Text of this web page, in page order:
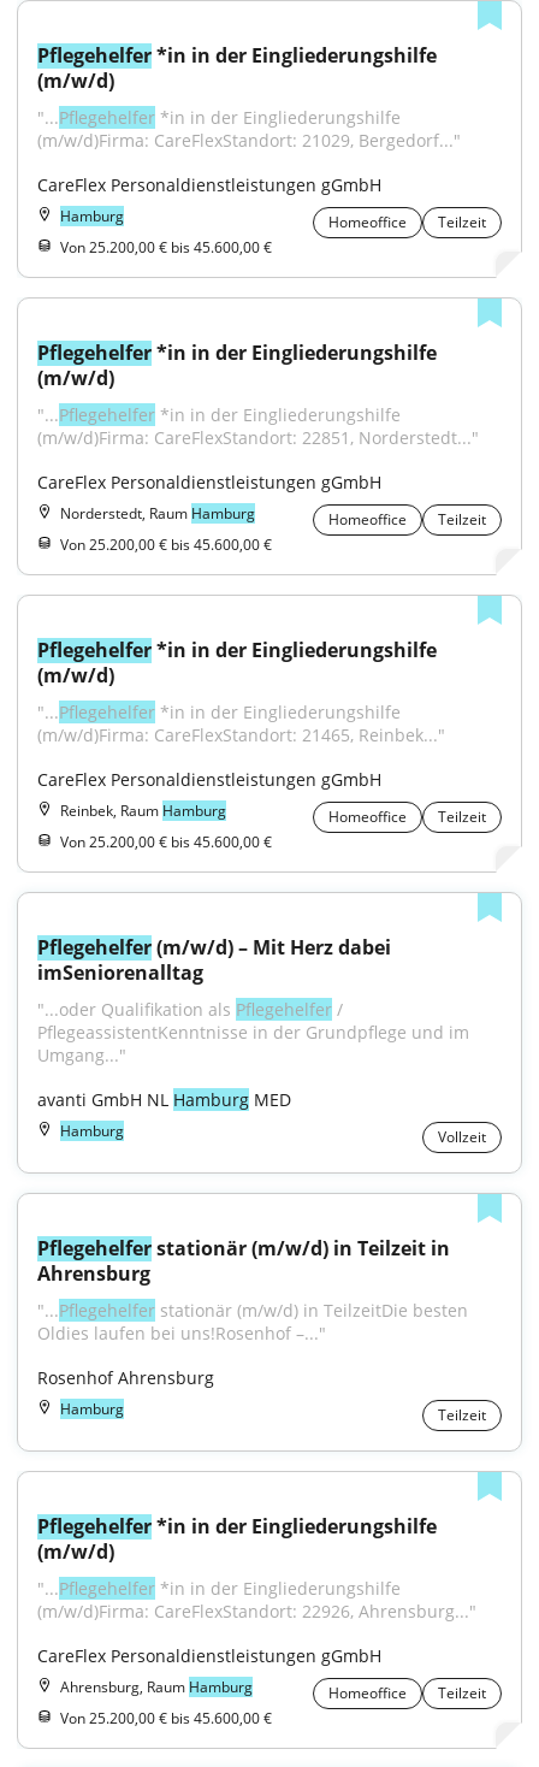
Pflegehelfer *in in der Eingliederungshilfe
(m/w/d)
"...Pflegehelfer *in in der Eingliederungshilfe
(m/w/d)Firma: CareFlexStandort: 21029, Bergedorf..."
CareFlex Personaldienstleistungen gGmbH
Hamburg Homeoffice
Teilzeit
Von 25.200,00 € bis 45.600,00 €
Pflegehelfer *in in der Eingliederungshilfe
(m/w/d)
"...Pflegehelfer *in in der Eingliederungshilfe
(m/w/d)Firma: CareFlexStandort: 22851, Norderstedt..."
CareFlex Personaldienstleistungen gGmbH
Norderstedt, Raum Hamburg Homeoffice
Teilzeit
Von 25.200,00 € bis 45.600,00 €
Pflegehelfer *in in der Eingliederungshilfe
(m/w/d)
"...Pflegehelfer *in in der Eingliederungshilfe
(m/w/d)Firma: CareFlexStandort: 21465, Reinbek..."
CareFlex Personaldienstleistungen gGmbH
Reinbek, Raum Hamburg Homeoffice
Teilzeit
Von 25.200,00 € bis 45.600,00 €
Pflegehelfer (m/w/d) – Mit Herz dabei
imSeniorenalltag
"...oder Qualifikation als Pflegehelfer /
PflegeassistentKenntnisse in der Grundpflege und im
Umgang..."
avanti GmbH NL Hamburg MED
Hamburg Vollzeit
Pflegehelfer stationär (m/w/d) in Teilzeit in
Ahrensburg
"...Pflegehelfer stationär (m/w/d) in TeilzeitDie besten
Oldies laufen bei uns!Rosenhof –..."
Rosenhof Ahrensburg
Hamburg Teilzeit
Pflegehelfer *in in der Eingliederungshilfe
(m/w/d)
"...Pflegehelfer *in in der Eingliederungshilfe
(m/w/d)Firma: CareFlexStandort: 22926, Ahrensburg..."
CareFlex Personaldienstleistungen gGmbH
Ahrensburg, Raum Hamburg Homeoffice
Teilzeit
Von 25.200,00 € bis 45.600,00 €